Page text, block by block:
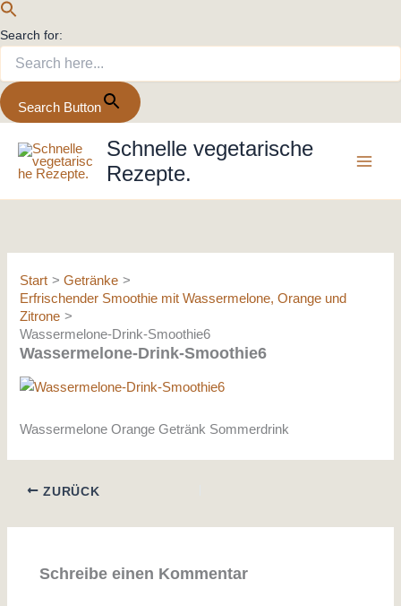
Search for:
Search Button
Inhalt
springen
Schnelle vegetarische
Rezepte.
Start
Getränke
Erfrischender Smoothie mit Wassermelone, Orange und
Zitrone
Wassermelone-Drink-Smoothie6
Wassermelone-Drink-Smoothie6
Wassermelone Orange Getränk Sommerdrink
ZURÜCK
Schreibe einen Kommentar